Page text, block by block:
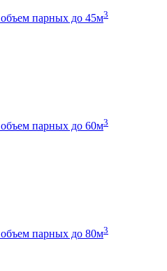
объем парных до 45м3
объем парных до 60м3
объем парных до 80м3